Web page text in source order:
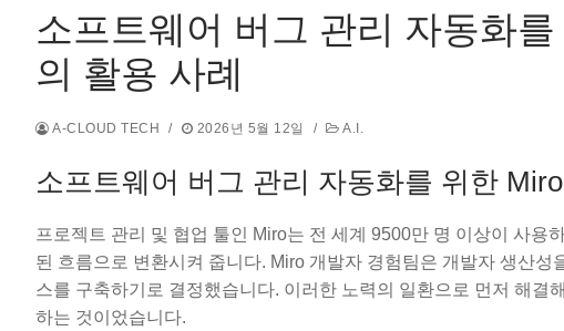
소프트웨어 버그 관리 자동화
의 활용 사례
A-CLOUD TECH / 2026년 5월 12일 / A.I.
소프트웨어 버그 관리 자동화를 위한
프로젝트 관리 및 협업 툴인 Miro는 전 세계 9500만 명 이상이 사
된 흐름으로 변환시켜 줍니다. Miro 개발자 경험팀은 개발자 생산
스를 구축하기로 결정했습니다. 이러한 노력의 일환으로 먼저 해
하는 것이었습니다.